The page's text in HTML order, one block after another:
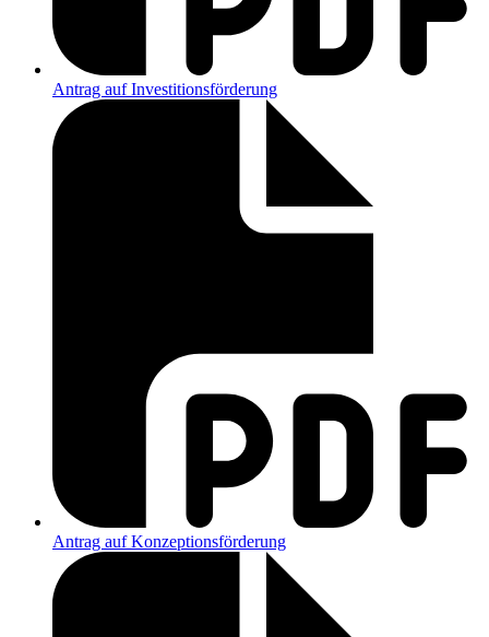
Antrag auf Investitionsförderung
Antrag auf Konzeptionsförderung